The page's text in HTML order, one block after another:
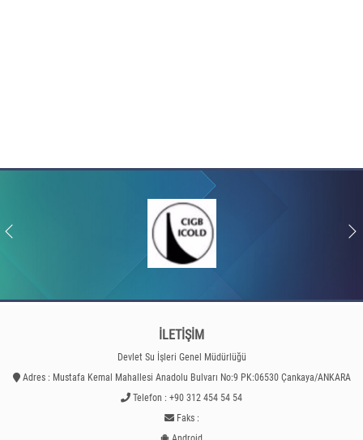
İLETİŞİM
Devlet Su İşleri Genel Müdürlüğü
Adres : Mustafa Kemal Mahallesi Anadolu Bulvarı No:9 PK:06530 Çankaya/ANKARA
Telefon : +90 312 454 54 54
Faks :